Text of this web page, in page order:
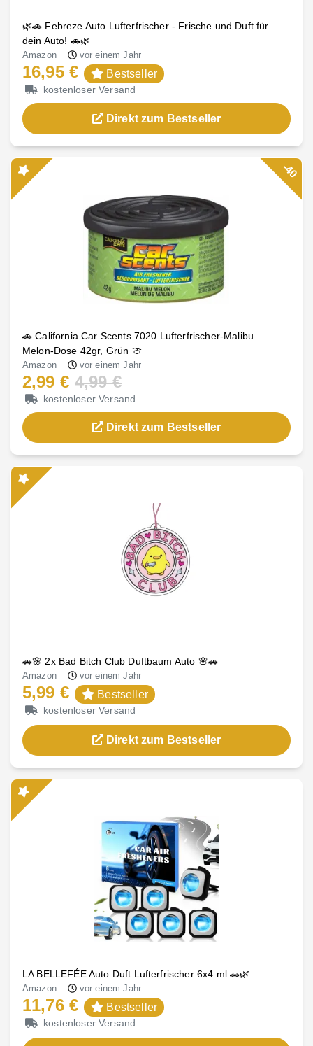
🌿🚗 Febreze Auto Lufterfrischer - Frische und Duft für
dein Auto! 🚗🌿
Amazon vor einem Jahr
16,95 € Bestseller
kostenloser Versand
Direkt zum Bestseller
🚗 California Car Scents 7020 Lufterfrischer-Malibu
Melon-Dose 42gr, Grün 🍈
Amazon vor einem Jahr
2,99 € 4,99 €
kostenloser Versand
Direkt zum Bestseller
-40
🚗🌸 2x Bad Bitch Club Duftbaum Auto 🌸🚗
Amazon vor einem Jahr
5,99 € Bestseller
kostenloser Versand
Direkt zum Bestseller
LA BELLEFÉE Auto Duft Lufterfrischer 6x4 ml 🚗🌿
Amazon vor einem Jahr
11,76 € Bestseller
kostenloser Versand